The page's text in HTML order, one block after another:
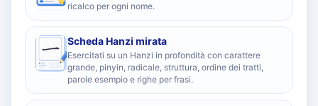
ricalco per ogni nome.
Scheda Hanzi mirata
Esercitati su un Hanzi in profondità con carattere
grande, pinyin, radicale, struttura, ordine dei tratti,
parole esempio e righe per frasi.